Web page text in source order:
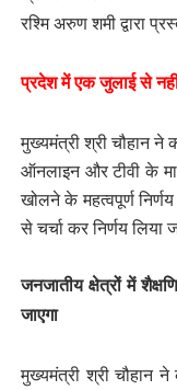
रश्मि अरुण शमी द्वारा
प्रदेश में एक जुलाई से
मुख्यमंत्री श्री चौहान
ऑनलाइन और टीवी के
खोलने के महत्वपूर्ण
से चर्चा कर निर्णय लिया
जनजातीय क्षेत्रों में
जाएगा
मुख्यमंत्री श्री चौहान